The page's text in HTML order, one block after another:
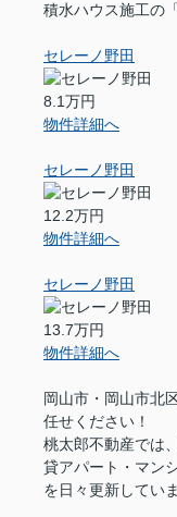
積水ハウス施工の
セレーノ野田
8.1万円
物件詳細へ
セレーノ野田
12.2万円
物件詳細へ
セレーノ野田
13.7万円
物件詳細へ
岡山市・岡山市北
任せください！
桃太郎不動産では
貸アパート・マン
を日々更新していま